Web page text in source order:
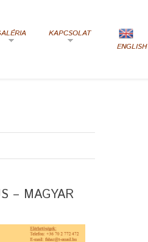
KAPCSOLAT
ENGLISH
– MAGYAR